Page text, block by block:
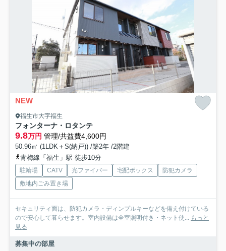
NEW
福生市大字福生
フォンターナ・ロタンテ
9.8万円 管理/共益費4,600円
50.96㎡ (1LDK＋S(納戸)) /築2年 /2階建
青梅線「福生」駅 徒歩10分
駐輪場 CATV 光ファイバー 宅配ボックス
防犯カメラ
敷地内ごみ置き場
セキュリティ面は、防犯カメラ・ディンプルキーなどを備え付けている
ので安心して暮らせます。室内設備は全室照明付き・ネット使...
もっと
見る
募集中の部屋